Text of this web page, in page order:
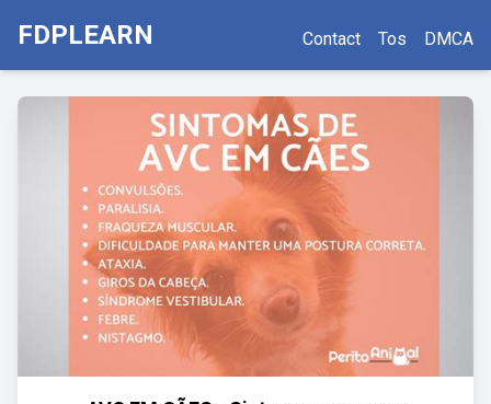
FDPLEARN Contact Tos DMCA